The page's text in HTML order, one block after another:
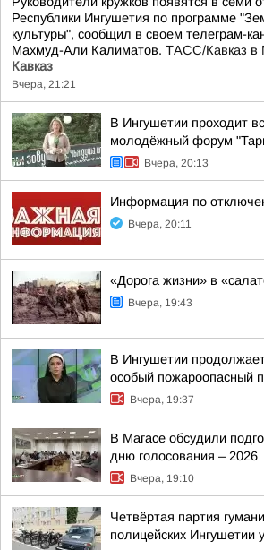
Республики Ингушетия по программе
культуры", сообщил в своем телеграм-
Махмуд-Али Калиматов. ТАСС/Кавказ в
Кавказ
Вчера, 21:21
В Ингушетии проходит
молодёжный форум
Вчера, 20:13
Информация по
Вчера, 20:11
«Дорога жизни» в
Вчера, 19:43
В Ингушетии
особый пожароопасный
Вчера, 19:37
В Магасе обсудили
дню голосования – 2026
Вчера, 19:10
Четвёртая партия
полицейских